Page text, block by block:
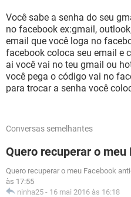
Você sabe a senha do seu
no facebook ex:gmail,
email que você loga no
facebook coloca seu email e
ai você vai no teu gmail ou
você pega o código vai no
para trocar a senha você
Conversas semelhantes
Quero recuperar o
Quero recuperar o meu Facebook
às 17:55
ninha25 - 16 mai 2016 às 16:18